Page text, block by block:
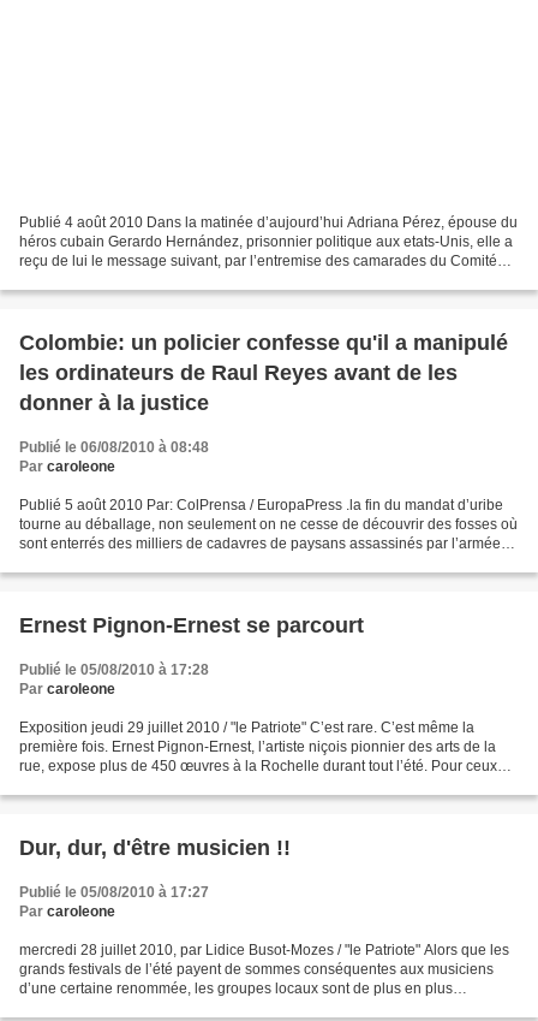
Publié 4 août 2010 Dans la matinée d’aujourd’hui Adriana Pérez, épouse du
héros cubain Gerardo Hernández, prisonnier politique aux etats-Unis, elle a
reçu de lui le message suivant, par l’entremise des camarades du Comité
Colombie: un policier confesse qu'il a manipulé
les ordinateurs de Raul Reyes avant de les
donner à la justice
Publié le 06/08/2010 à 08:48
Par caroleone
Publié 5 août 2010 Par: ColPrensa / EuropaPress .la fin du mandat d’uribe
tourne au déballage, non seulement on ne cesse de découvrir des fosses où
sont enterrés des milliers de cadavres de paysans assassinés par l’armée
Ernest Pignon-Ernest se parcourt
Publié le 05/08/2010 à 17:28
Par caroleone
Exposition jeudi 29 juillet 2010 / "le Patriote" C’est rare. C’est même la
première fois. Ernest Pignon-Ernest, l’artiste niçois pionnier des arts de la
rue, expose plus de 450 œuvres à la Rochelle durant tout l’été. Pour ceux
Dur, dur, d'être musicien !!
Publié le 05/08/2010 à 17:27
Par caroleone
mercredi 28 juillet 2010, par Lidice Busot-Mozes / "le Patriote" Alors que les
grands festivals de l’été payent de sommes conséquentes aux musiciens
d’une certaine renommée, les groupes locaux sont de plus en plus